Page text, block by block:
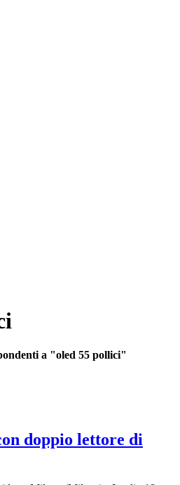
a "oled 55 pollici"
doppio lettore di